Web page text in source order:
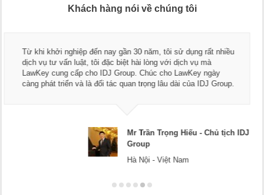
Khách hàng nói về chúng tôi
Thay mặt Công ty Dương Cafe, tôi xin chân thành cảm ơn đội
ngũ luật sư, kế toán của LawKey. Thực sự yên tâm khi sử
dụng dịch vụ tư vấn pháp luật và kế toán thuế bên các bạn.
Chúc các bạn phát triển hơn, phục vụ tốt hơn cho cộng đồng
Mr Dương - CEO Dương Cafe
Hà Nội